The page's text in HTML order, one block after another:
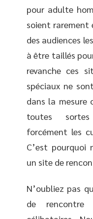
pour adulte
soient rarement
des audiences
à être taillés
revanche ces
spéciaux ne
dans la mesure
toutes
forcément les
C’est pourquoi
un site de
N’oubliez pas
de rencontre